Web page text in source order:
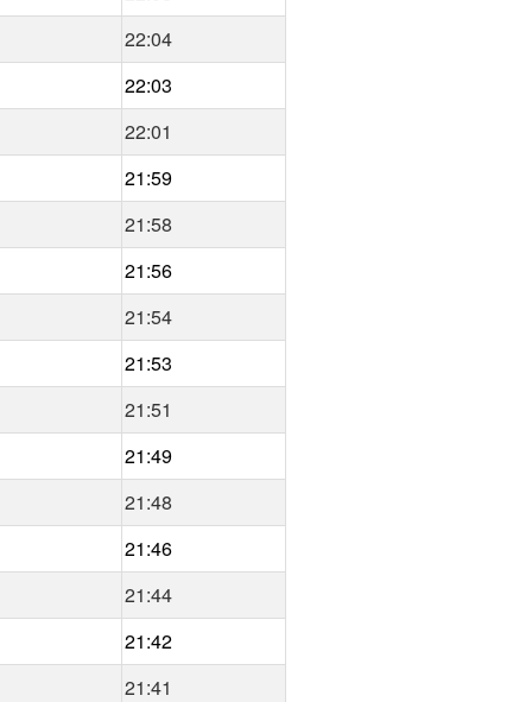
22:04
22:03
22:01
21:59
21:58
21:56
21:54
21:53
21:51
21:49
21:48
21:46
21:44
21:42
21:41